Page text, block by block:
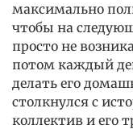
максимально
чтобы на
просто не
потом каждый
делать его
столкнулся с
коллектив и его